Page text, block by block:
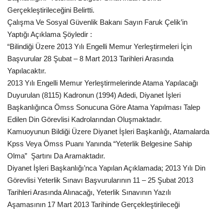
Galeriler
Yaşam
Künye
Sağlık
İletişim
Kültür Sanat
Gerçekleştirileceğini Belirtti.
Çalışma Ve Sosyal Güvenlik Bakanı Sayın Faruk Çelik’in
Yaptığı Açıklama Şöyledir :
“Bilindiği Üzere 2013 Yılı Engelli Memur Yerleştirmeleri İçin
Başvurular 28 Şubat – 8 Mart 2013 Tarihleri Arasında
Yapılacaktır.
2013 Yılı Engelli Memur Yerleştirmelerinde Atama Yapılacağı
Duyurulan (8115) Kadronun (1994) Adedi, Diyanet İşleri
Başkanlığınca Ömss Sonucuna Göre Atama Yapılması Talep
Edilen Din Görevlisi Kadrolarından Oluşmaktadır.
Kamuoyunun Bildiği Üzere Diyanet İşleri Başkanlığı, Atamalarda
Kpss Veya Ömss Puanı Yanında “Yeterlik Belgesine Sahip
Olma” Şartını Da Aramaktadır.
Diyanet İşleri Başkanlığı’nca Yapılan Açıklamada; 2013 Yılı Din
Görevlisi Yeterlik Sınavı Başvurularının 11 – 25 Şubat 2013
Tarihleri Arasında Alınacağı, Yeterlik Sınavının Yazılı
Aşamasının 17 Mart 2013 Tarihinde Gerçekleştirileceği